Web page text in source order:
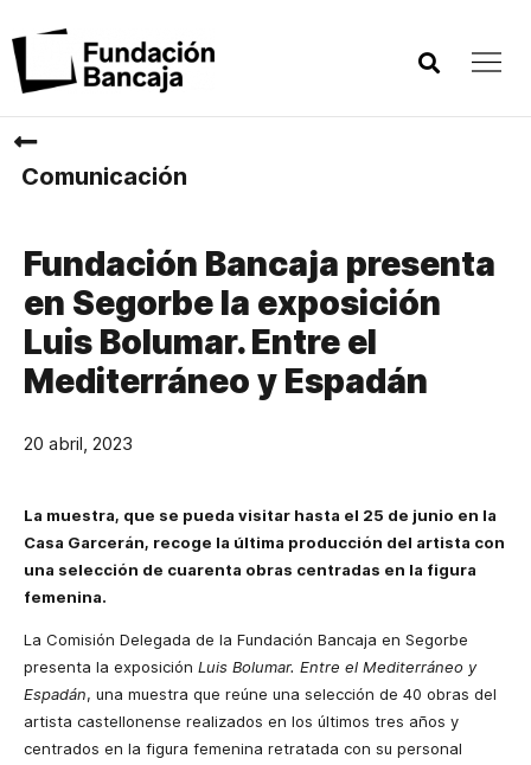
Comunicación
Fundación Bancaja presenta
en Segorbe la exposición
Luis Bolumar. Entre el
Mediterráneo y Espadán
20 abril, 2023
La muestra, que se pueda visitar hasta el 25 de junio en la
Casa Garcerán, recoge la última producción del artista con
una selección de cuarenta obras centradas en la figura
femenina.
La Comisión Delegada de la Fundación Bancaja en Segorbe
presenta la exposición Luis Bolumar. Entre el Mediterráneo y
Espadán, una muestra que reúne una selección de 40 obras del
artista castellonense realizados en los últimos tres años y
centrados en la figura femenina retratada con su personal